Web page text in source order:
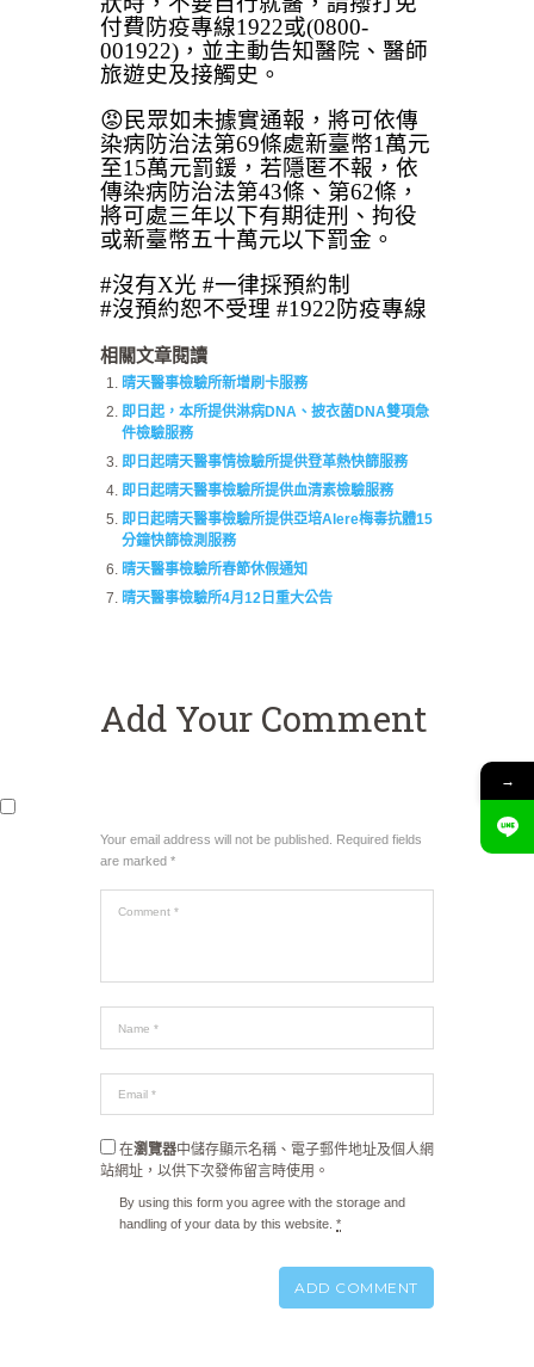
付費防疫專線1922或(0800-
001922)，並主動告知醫院、醫師
旅遊史及接觸史。
😡民眾如未據實通報，將可依傳
染病防治法第69條處新臺幣1萬元
至15萬元罰鍰，若隱匿不報，依
傳染病防治法第43條、第62條，
將可處三年以下有期徒刑、拘役
或新臺幣五十萬元以下罰金。
#沒有X光 #一律採預約制
#沒預約恕不受理 #1922防疫專線
相關文章閱讀
晴天醫事檢驗所新增刷卡服務
即日起，本所提供淋病DNA、披衣菌DNA雙項急
件檢驗服務
即日起晴天醫事情檢驗所提供登革熱快篩服務
即日起晴天醫事檢驗所提供血清素檢驗服務
即日起晴天醫事檢驗所提供亞培Alere梅毒抗體15
分鐘快篩檢測服務
晴天醫事檢驗所春節休假通知
晴天醫事檢驗所4月12日重大公告
Add Your Comment
Your email address will not be published. Required fields
are marked *
在瀏覽器中儲存顯示名稱、電子郵件地址及個人網
站網址，以供下次發佈留言時使用。
By using this form you agree with the storage and
handling of your data by this website.*
→